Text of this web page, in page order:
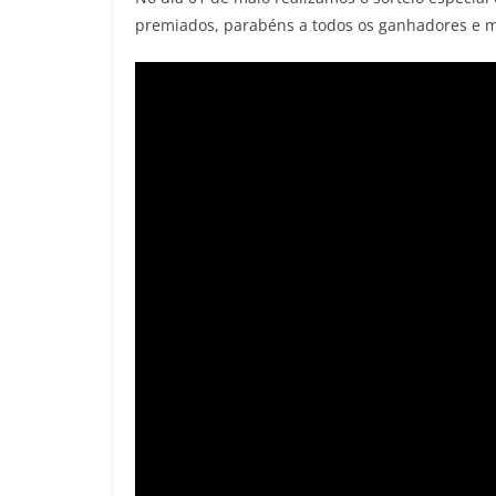
premiados, parabéns a todos os ganhadores e